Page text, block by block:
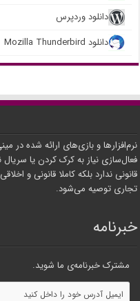
دانلود وردپرس
دانلود Mozilla Thunderbird
نرم‌افزارها و بازی‌های ارائه شده در
فعال‌سازی نیاز به کرک کردن یا سریال
قانونی ندارد بلکه کاملا قانونی و
تجاری توصیه می‌شود.
خبرنامه
مشترک خبرنامه‌ی ما شوید.